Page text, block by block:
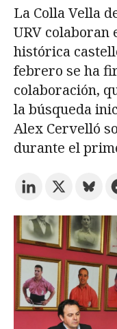
Suscríbete a los
ESPAÑOL
La Colla Vella
URV
histórica
febrero se ha
colaboración,
la búsqueda
Alex Cervelló
durante el